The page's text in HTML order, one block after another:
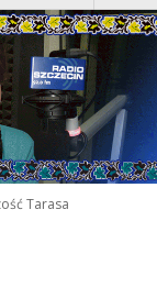
Tarasa